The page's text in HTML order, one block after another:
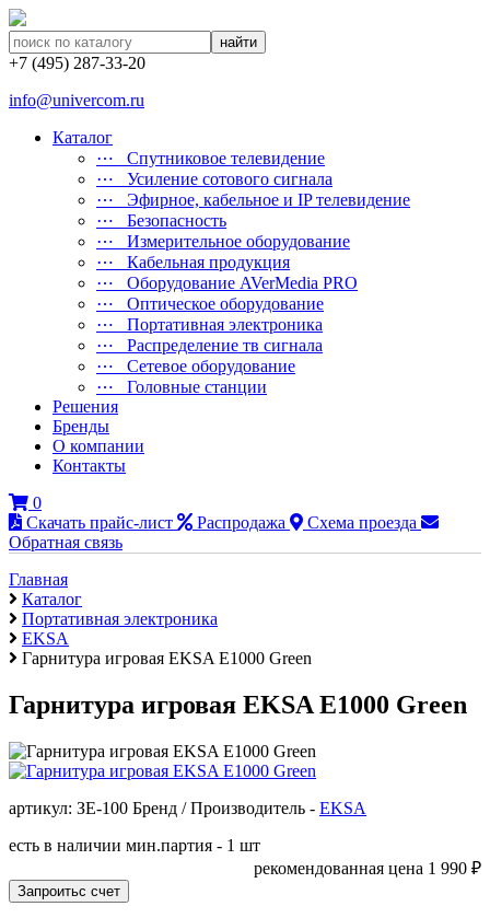
найти
+7 (495) 287-33-20
info@univercom.ru
Каталог
⋯ Cпутниковое телевидение
⋯ Усиление сотового сигнала
⋯ Эфирное, кабельное и IP телевидение
⋯ Безопасность
⋯ Измерительное оборудование
⋯ Кабельная продукция
⋯ Оборудование AVerMedia PRO
⋯ Оптическое оборудование
⋯ Портативная электроника
⋯ Распределение тв сигнала
⋯ Сетевое оборудование
⋯ Головные станции
Решения
Бренды
О компании
Контакты
0
Скачать прайс-лист
Распродажа
Схема проезда
Обратная связь
Главная
Каталог
Портативная электроника
EKSA
Гарнитура игровая EKSA E1000 Green
Гарнитура игровая EKSA E1000 Green
артикул: ЗЕ-100 Бренд / Производитель - EKSA
есть в наличии мин.партия - 1 шт
рекомендованная цена 1 990 ₽